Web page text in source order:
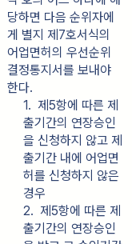
당하면 다음 순위자에
게 별지 제7호서식의
어업면허의 우선순위
결정통지서를 보내야
한다.
1.  제5항에 따른 제
출기간의 연장승인
을 신청하지 않고 제
출기간 내에 어업면
허를 신청하지 않은
경우
2.  제5항에 따른 제
출기간의 연장승인